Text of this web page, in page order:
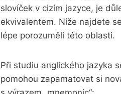
slovíček v cizím jazyce, je
ekvivalentem. Níže najdete
lépe porozuměli této oblasti.
Při studiu anglického jazyka
pomohou zapamatovat si